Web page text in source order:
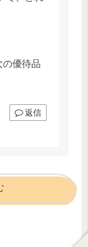
の優待品
返信